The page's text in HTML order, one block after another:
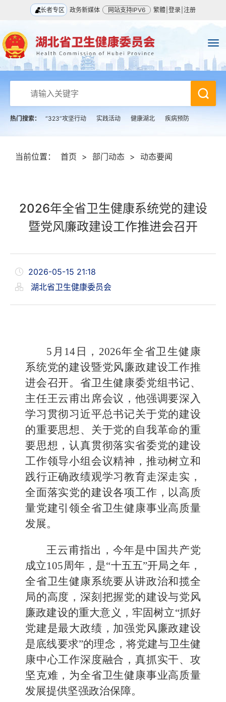
长者专区 政务新媒体 网站支持IPV6 繁體 登录 注册
热门搜索： “323”攻坚行动 实践活动 健康湖北 疾病预防
当前位置： 首页 > 部门动态 > 动态要闻
2026年全省卫生健康系统党的建设
暨党风廉政建设工作推进会召开
2026-05-15 21:18
湖北省卫生健康委员会
5月14日，2026年全省卫生健康
系统党的建设暨党风廉政建设工作推
进会召开。省卫生健康委党组书记、
主任王云甫出席会议，他强调要深入
学习贯彻习近平总书记关于党的建设
的重要思想、关于党的自我革命的重
要思想，认真贯彻落实省委党的建设
工作领导小组会议精神，推动树立和
践行正确政绩观学习教育走深走实，
全面落实党的建设各项工作，以高质
量党建引领全省卫生健康事业高质量
发展。
王云甫指出，今年是中国共产党
成立105周年，是“十五五”开局之年，
全省卫生健康系统要从讲政治和揽全
局的高度，深刻把握党的建设与党风
廉政建设的重大意义，牢固树立“抓好
党建是最大政绩，加强党风廉政建设
是底线要求”的理念，将党建与卫生健
康中心工作深度融合，真抓实干、攻
坚克难，为全省卫生健康事业高质量
发展提供坚强政治保障。